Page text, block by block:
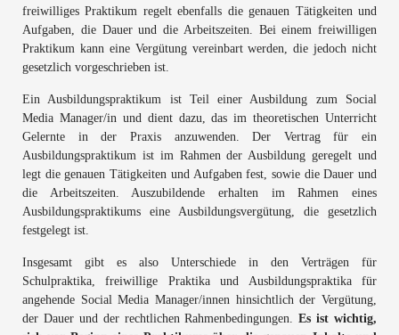
freiwilliges Praktikum regelt ebenfalls die genauen Tätigkeiten und
Aufgaben, die Dauer und die Arbeitszeiten. Bei einem freiwilligen
Praktikum kann eine Vergütung vereinbart werden, die jedoch nicht
gesetzlich vorgeschrieben ist.
Ein Ausbildungspraktikum ist Teil einer Ausbildung zum Social
Media Manager/in und dient dazu, das im theoretischen Unterricht
Gelernte in der Praxis anzuwenden. Der Vertrag für ein
Ausbildungspraktikum ist im Rahmen der Ausbildung geregelt und
legt die genauen Tätigkeiten und Aufgaben fest, sowie die Dauer und
die Arbeitszeiten. Auszubildende erhalten im Rahmen eines
Ausbildungspraktikums eine Ausbildungsvergütung, die gesetzlich
festgelegt ist.
Insgesamt gibt es also Unterschiede in den Verträgen für
Schulpraktika, freiwillige Praktika und Ausbildungspraktika für
angehende Social Media Manager/innen hinsichtlich der Vergütung,
der Dauer und der rechtlichen Rahmenbedingungen.Es ist wichtig,